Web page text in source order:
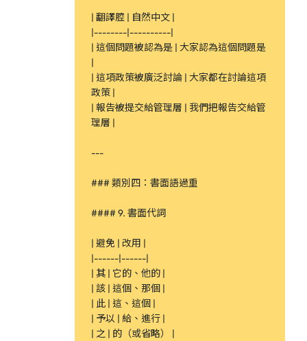
| 翻譯腔 | 自然中文 |
|--------|----------|
| 這個問題被認為是 | 大家認為這個問題是
|
| 這項政策被廣泛討論 | 大家都在討論這項
政策 |
| 報告被提交給管理層 | 我們把報告交給管
理層 |
---
### 類別四：書面語過重
#### 9. 書面代詞
| 避免 | 改用 |
|------|------|
| 其 | 它的、他的 |
| 該 | 這個、那個 |
| 此 | 這、這個 |
| 予以 | 給、進行 |
| 之 | 的（或省略） |